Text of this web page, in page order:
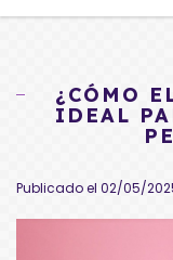
¿CÓMO
IDEAL
Publicado el 02/05/